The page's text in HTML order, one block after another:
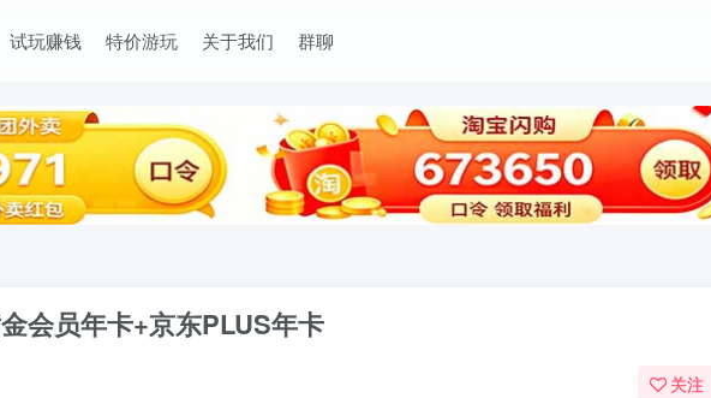
试玩赚钱 特价游玩 关于我们 群聊
会员年卡+京东PLUS年卡
关注